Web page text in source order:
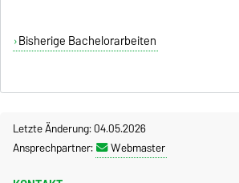
Bisherige Bachelorarbeiten
Letzte Änderung: 04.05.2026
Ansprechpartner:
Webmaster